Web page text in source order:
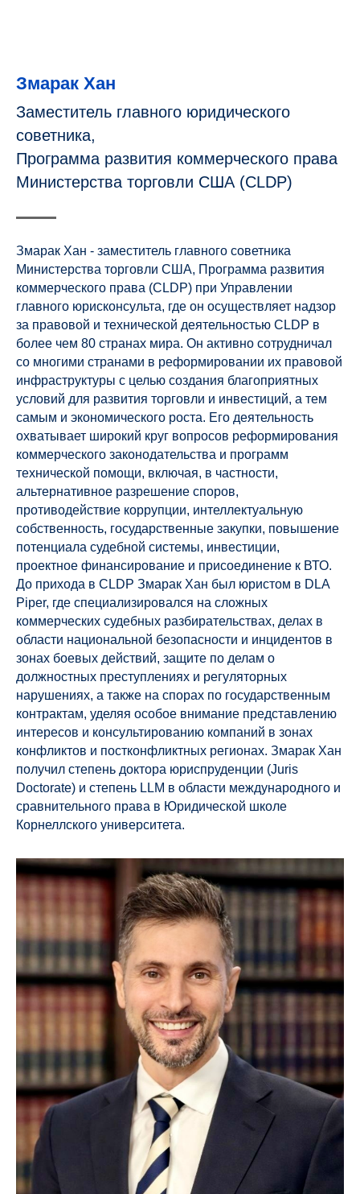
Змарак Хан
Заместитель главного юридического
советника,
Программа развития коммерческого права
Министерства торговли США (CLDP)
Змарак Хан - заместитель главного советника
Министерства торговли США, Программа развития
коммерческого права (CLDP) при Управлении
главного юрисконсульта, где он осуществляет надзор
за правовой и технической деятельностью CLDP в
более чем 80 странах мира. Он активно сотрудничал
со многими странами в реформировании их правовой
инфраструктуры с целью создания благоприятных
условий для развития торговли и инвестиций, а тем
самым и экономического роста. Его деятельность
охватывает широкий круг вопросов реформирования
коммерческого законодательства и программ
технической помощи, включая, в частности,
альтернативное разрешение споров,
противодействие коррупции, интеллектуальную
собственность, государственные закупки, повышение
потенциала судебной системы, инвестиции,
проектное финансирование и присоединение к ВТО.
До прихода в CLDP Змарак Хан был юристом в DLA
Piper, где специализировался на сложных
коммерческих судебных разбирательствах, делах в
области национальной безопасности и инцидентов в
зонах боевых действий, защите по делам о
должностных преступлениях и регуляторных
нарушениях, а также на спорах по государственным
контрактам, уделяя особое внимание представлению
интересов и консультированию компаний в зонах
конфликтов и постконфликтных регионах. Змарак Хан
получил степень доктора юриспруденции (Juris
Doctorate) и степень LLM в области международного и
сравнительного права в Юридической школе
Корнеллского университета.